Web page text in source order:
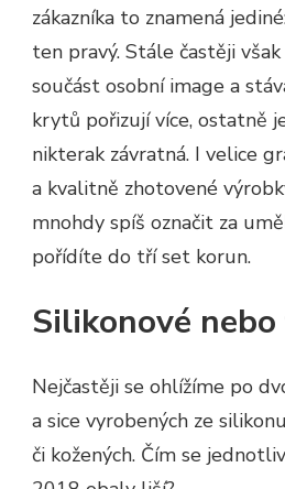
zákazníka to znamená
ten pravý. Stále častěji
součást osobní image a
krytů pořizují více, ostatně
nikterak závratná. I velice
a kvalitně zhotovené
mnohdy spíš označit za
pořídíte do tří set korun.
Silikonové
Nejčastěji se ohlížíme po
a sice vyrobených ze
či kožených. Čím se